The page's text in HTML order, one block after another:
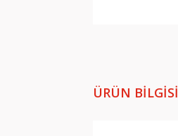
ÜRÜN BILGISI